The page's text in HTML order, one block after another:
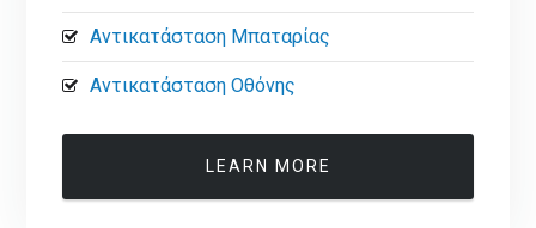
Αντικατάσταση Μπαταρίας
Αντικατάσταση Οθόνης
LEARN MORE